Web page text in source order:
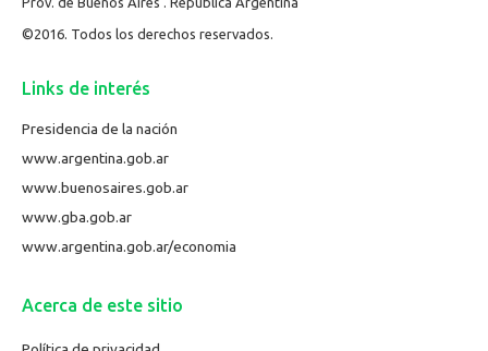
©2016. Todos los derechos reservados.
Links de interés
Presidencia de la nación
www.argentina.gob.ar
www.buenosaires.gob.ar
www.gba.gob.ar
www.argentina.gob.ar/economia
Acerca de este sitio